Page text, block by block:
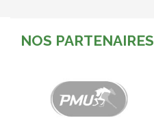
NOS PARTENAIRES